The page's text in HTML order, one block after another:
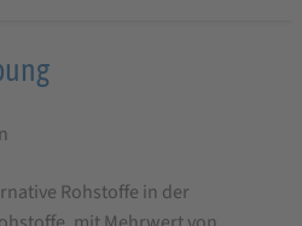
Rohstoffe in der